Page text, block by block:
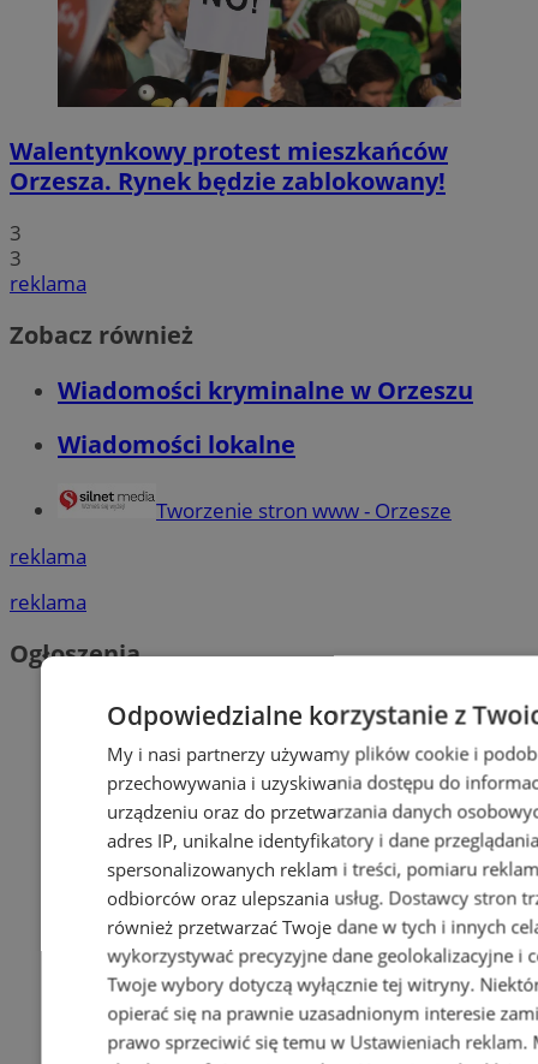
Walentynkowy protest mieszkańców
Orzesza. Rynek będzie zablokowany!
3
3
reklama
Zobacz również
Wiadomości kryminalne w Orzeszu
Wiadomości lokalne
Tworzenie stron www - Orzesze
reklama
reklama
Ogłoszenia
Odpowiedzialne korzystanie z
My i nasi partnerzy używamy plików cookie i
przechowywania i uzyskiwania dostępu do
urządzeniu oraz do przetwarzania danych
adres IP, unikalne identyfikatory i dane
spersonalizowanych reklam i treści, pomiaru
odbiorców oraz ulepszania usług. Dostawcy stron
również przetwarzać Twoje dane w tych i innych
wykorzystywać precyzyjne dane geolokalizacyjne i
Twoje wybory dotyczą wyłącznie tej witryny.
opierać się na prawnie uzasadnionym interesie
prawo sprzeciwić się temu w Ustawieniach reklam.